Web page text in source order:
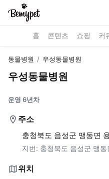
홈 콘텐츠 쇼핑 커
동물병원 / 우성동물병원
우성동물병원
운영 6년차
주소
충청북도 음성군 맹동면
지번: 충청북도 음성군 맹
위치